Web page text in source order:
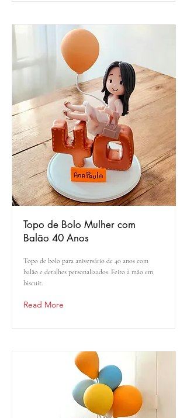
Topo de Bolo Mulher com
Balão 40 Anos
Topo de bolo para aniversário de 40 anos com
balão e detalhes personalizados. Feito à mão em
biscuit.
Read More